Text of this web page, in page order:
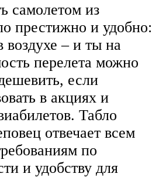
самолетом из
престижно и удобно:
воздухе – и ты на
перелета можно
если
в акциях и
Табло
отвечает всем
по
и удобству для